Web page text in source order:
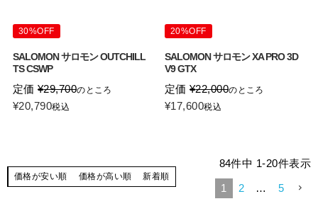
30%OFF
SALOMON サロモン OUTCHILL
TS CSWP
定価 ¥29,700のところ
¥20,790税込
20%OFF
SALOMON サロモン XA PRO 3D
V9 GTX
定価 ¥22,000のところ
¥17,600税込
価格が安い順 価格が高い順 新着順
84件中 1-20件表示
1 2 … 5